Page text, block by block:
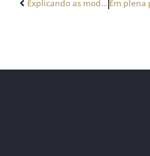
Explicando as modalidades de importação